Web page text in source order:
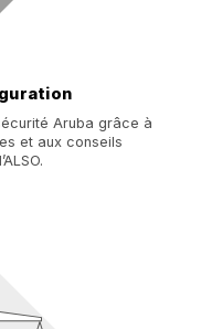
Aruba grâce à
et aux conseils